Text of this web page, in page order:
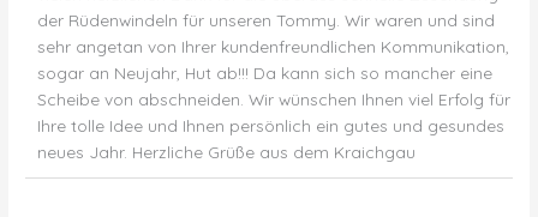
der Rüdenwindeln für unseren Tommy. Wir waren und sind
sehr angetan von Ihrer kundenfreundlichen Kommunikation,
sogar an Neujahr, Hut ab!!! Da kann sich so mancher eine
Scheibe von abschneiden. Wir wünschen Ihnen viel Erfolg für
Ihre tolle Idee und Ihnen persönlich ein gutes und gesundes
neues Jahr. Herzliche Grüße aus dem Kraichgau